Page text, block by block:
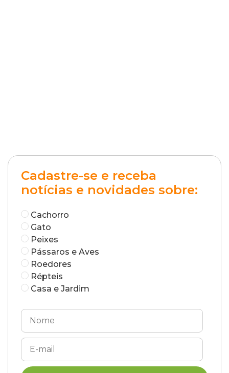
Cadastre-se e receba
notícias e novidades sobre:
Cachorro
Gato
Peixes
Pássaros e Aves
Roedores
Répteis
Casa e Jardim